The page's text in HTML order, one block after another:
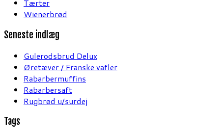
Tærter
Wienerbrød
Seneste indlæg
Gulerodsbrud Delux
Øretæver / Franske vafler
Rabarbermuffins
Rabarbersaft
Rugbrød u/surdej
Tags